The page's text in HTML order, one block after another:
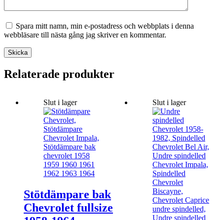
Spara mitt namn, min e-postadress och webbplats i denna
webbläsare till nästa gång jag skriver en kommentar.
Skicka
Relaterade produkter
Slut i lager
Stötdämpare bak
Chevrolet fullsize
Slut i lager